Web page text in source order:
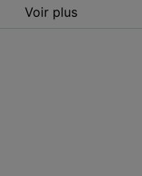
Voir plus